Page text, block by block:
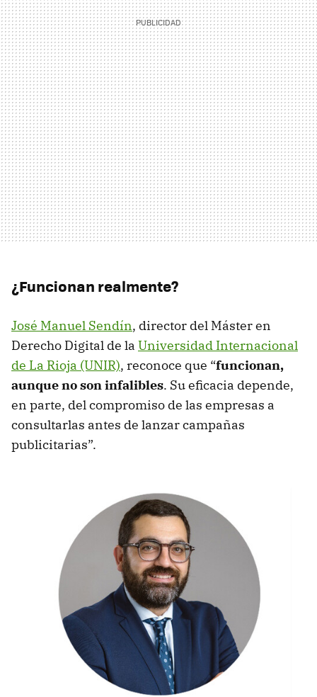
¿Funcionan realmente?
José Manuel Sendín, director del Máster en
Derecho Digital de la Universidad Internacional
de La Rioja (UNIR), reconoce que “funcionan,
aunque no son infalibles. Su eficacia depende,
en parte, del compromiso de las empresas a
consultarlas antes de lanzar campañas
publicitarias”.